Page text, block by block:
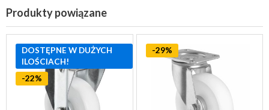
Produkty powiązane
DOSTĘPNE W DUŻYCH
ILOŚCIACH!
-22%
-29%